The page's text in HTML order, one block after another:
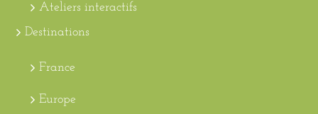
Ateliers interactifs
Destinations
France
Europe